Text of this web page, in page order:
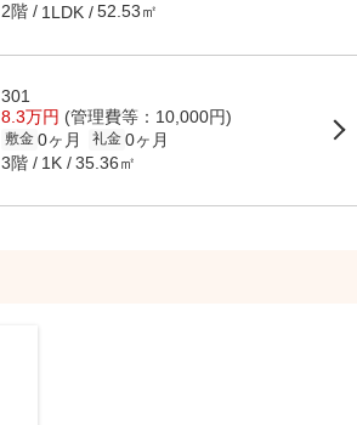
2階 1LDK 52.53㎡
301
8.3万円 (管理費等：10,000円)
敷金 0ヶ月 礼金 0ヶ月
3階 1K 35.36㎡